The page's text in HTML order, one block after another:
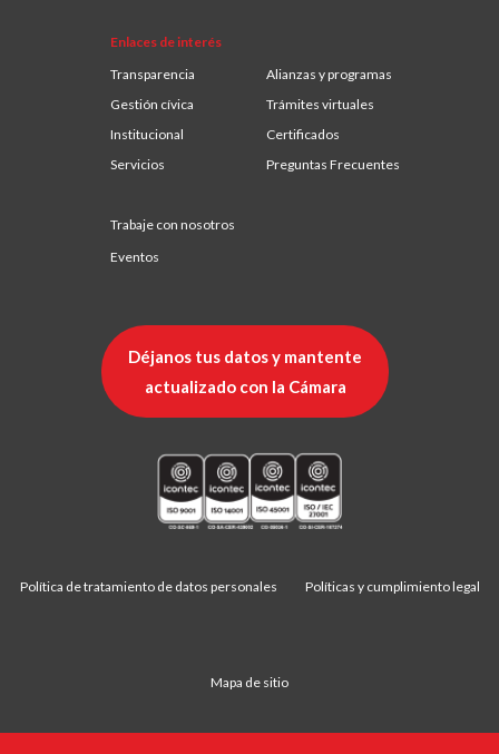
Enlaces de interés
Transparencia
Alianzas y programas
Gestión cívica
Trámites virtuales
Institucional
Certificados
Servicios
Preguntas Frecuentes
Trabaje con nosotros
Eventos
Déjanos tus datos y mantente
actualizado con la Cámara
Política de tratamiento de datos personales Políticas y cumplimiento legal
Mapa de sitio